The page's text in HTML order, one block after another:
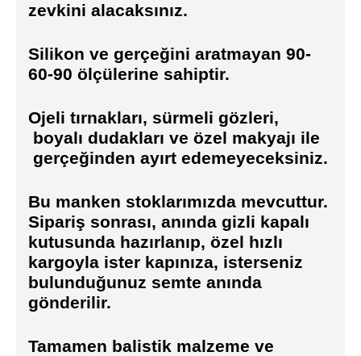
zevkini alacaksınız.
Silikon ve gerçeğini aratmayan 90-
60-90 ölçülerine sahiptir.
Ojeli tırnakları, sürmeli gözleri,
boyalı dudakları ve özel makyajı ile
gerçeğinden ayırt edemeyeceksiniz.
Bu manken stoklarımızda mevcuttur.
Sipariş sonrası, anında gizli kapalı
kutusunda hazırlanıp, özel hızlı
kargoyla ister kapınıza, isterseniz
bulunduğunuz semte anında
gönderilir.
Tamamen balistik malzeme ve